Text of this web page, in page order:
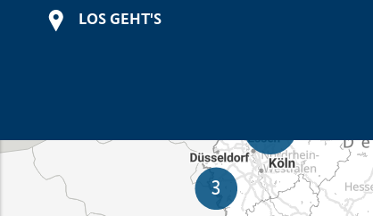
LOS GEHT'S